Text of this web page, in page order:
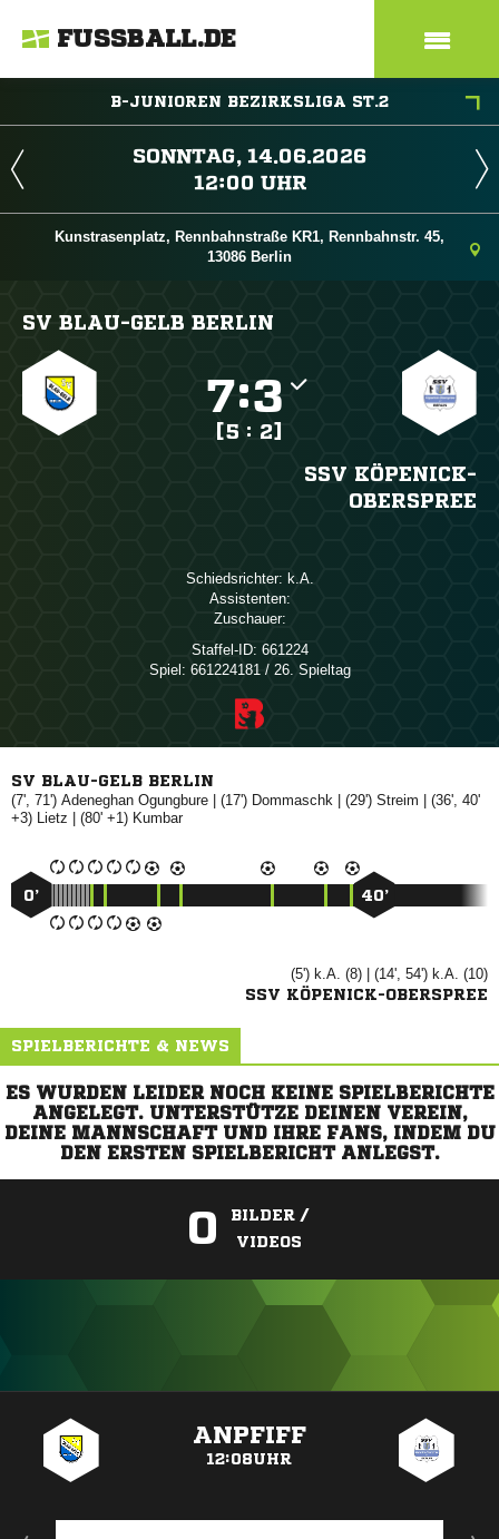
FUSSBALL.DE
B-JUNIOREN BEZIRKSLIGA ST.2
 
 
Kunstrasenplatz, Rennbahnstraße KR1, Rennbahnstr. 45,
13086 Berlin
SV BLAU-GELB BERLIN
:
[5 : 2]
SSV KÖPENICK-
OBERSPREE
Schiedsrichter: 
Assistenten:
Zuschauer:
Staffel-ID: 661224
Spiel: 661224181 / 26. Spieltag
SV BLAU-GELB BERLIN
(7', 71')   | (17')  | (29')  | (36', 40'
+3)  | (80' +1) 
0’ 40’
(5') k.A. (8) | (14', 54') k.A. (10)
SSV KÖPENICK-OBERSPREE
SPIELBERICHTE & NEWS
ES WURDEN LEIDER NOCH KEINE SPIELBERICHTE
ANGELEGT. UNTERSTÜTZE DEINEN VEREIN,
DEINE MANNSCHAFT UND IHRE FANS, INDEM DU
DEN ERSTEN SPIELBERICHT ANLEGST.
0
BILDER /
VIDEOS
ANPFIFF
12:08UHR